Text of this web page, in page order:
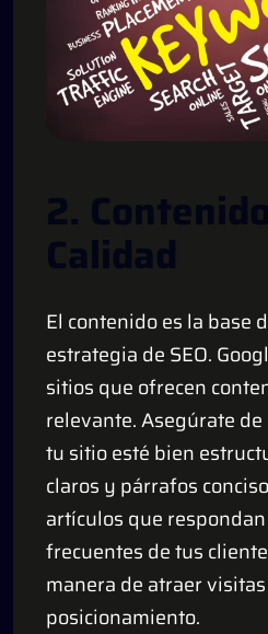
2.
Calidad
El contenido es la base
estrategia de SEO.
sitios que ofrecen
relevante. Asegúrate
tu sitio esté bien
claros y párrafos
artículos que
frecuentes de tus
manera de atraer
posicionamiento.